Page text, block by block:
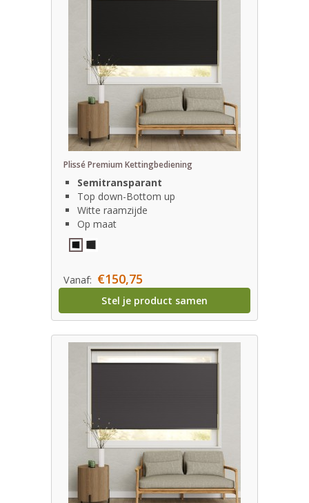
Plissé Premium Kettingbediening
Semitransparant
Top down-Bottom up
Witte raamzijde
Op maat
Vanaf: €150,75
Stel je product samen